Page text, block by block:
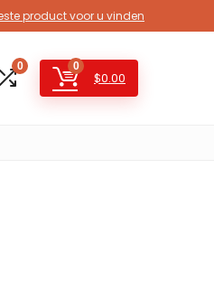
product voor u vinden
0 0
$0.00